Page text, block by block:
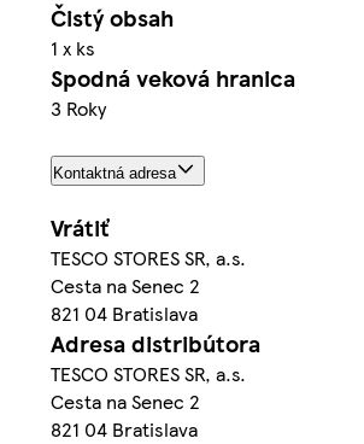
Čistý obsah
1 x ks
Spodná veková hranica
3 Roky
Kontaktná adresa
Vrátiť
TESCO STORES SR, a.s.
Cesta na Senec 2
821 04 Bratislava
Adresa distribútora
TESCO STORES SR, a.s.
Cesta na Senec 2
821 04 Bratislava